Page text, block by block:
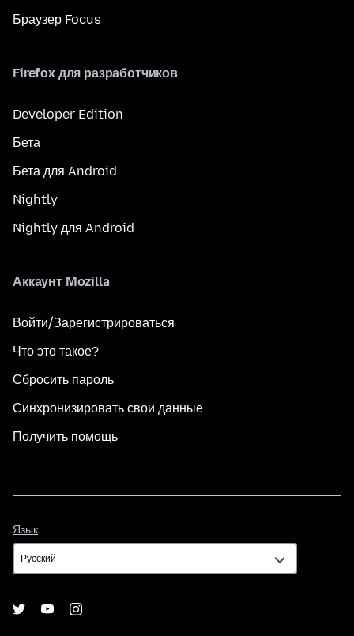
Браузер Focus
Firefox для разработчиков
Developer Edition
Бета
Бета для Android
Nightly
Nightly для Android
Аккаунт Mozilla
Войти/Зарегистрироваться
Что это такое?
Сбросить пароль
Синхронизировать свои данные
Получить помощь
Язык